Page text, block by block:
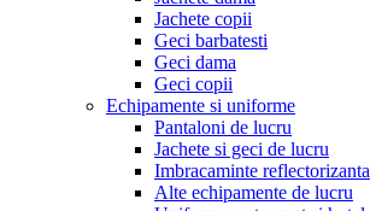
Jachete copii
Geci barbatesti
Geci dama
Geci copii
Echipamente si uniforme
Pantaloni de lucru
Jachete si geci de lucru
Imbracaminte reflectorizanta
Alte echipamente de lucru